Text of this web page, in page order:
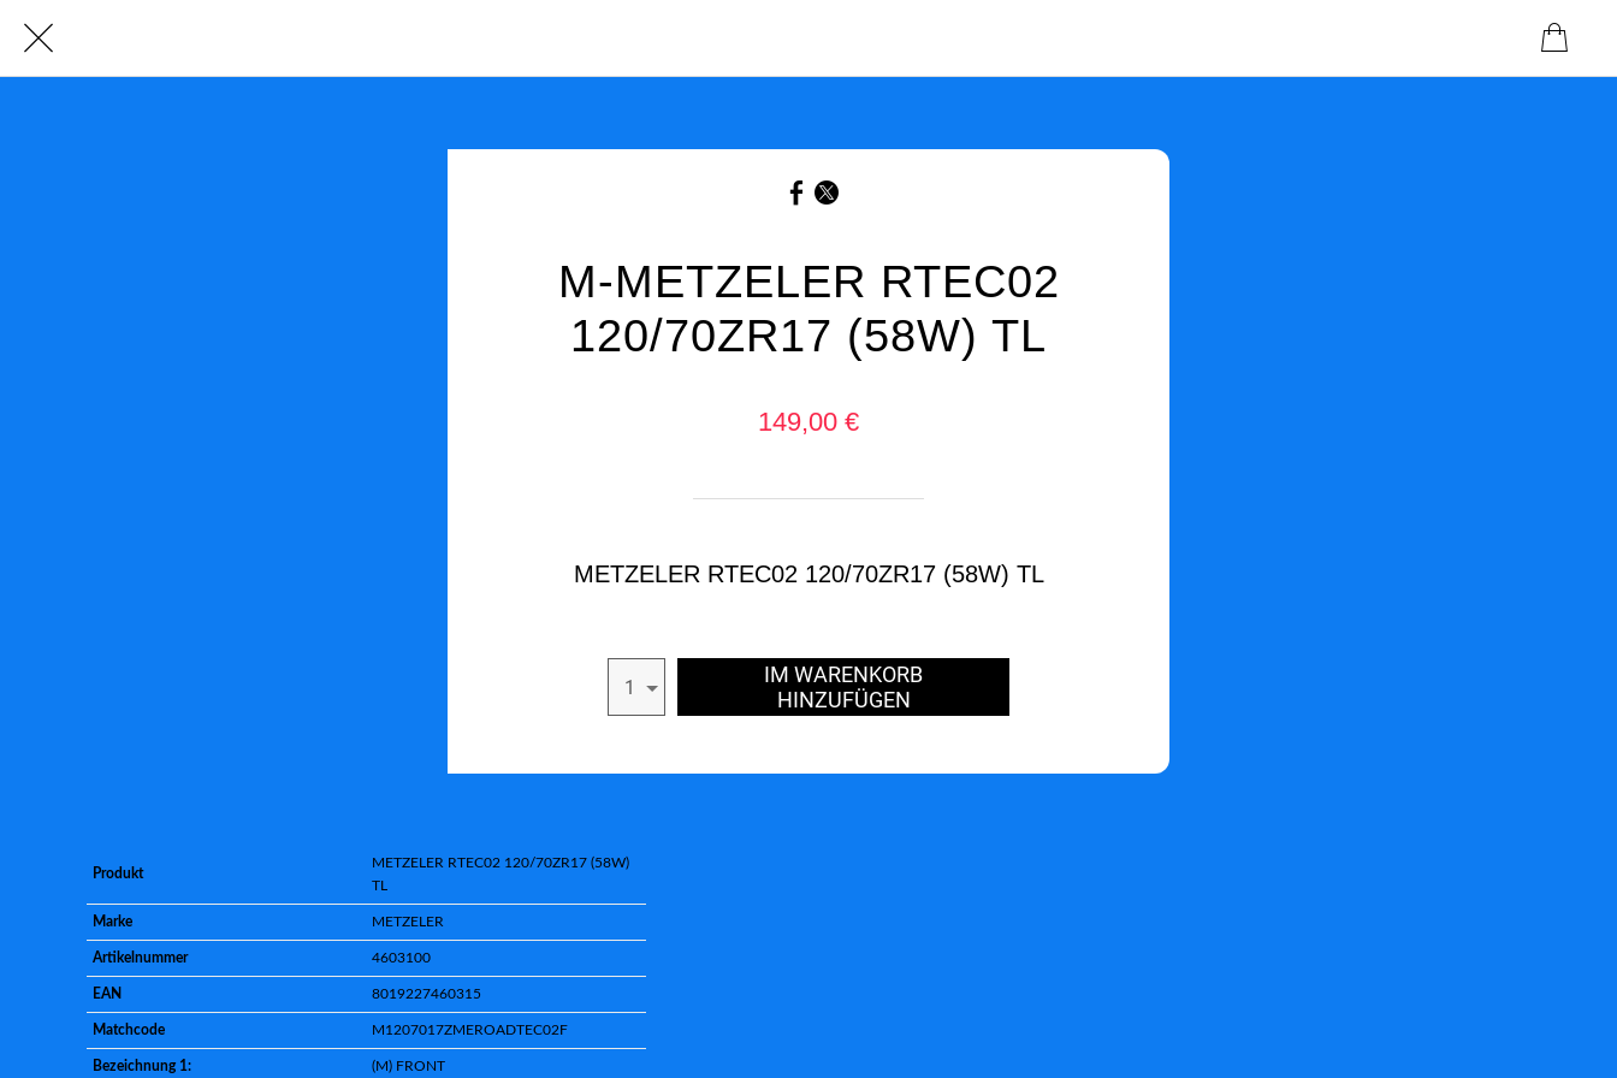
M-METZELER RTEC02
120/70ZR17 (58W) TL
149,00 €
METZELER RTEC02 120/70ZR17 (58W) TL
1
IM WARENKORB
HINZUFÜGEN
Produkt
METZELER RTEC02 120/70ZR17 (58W)
TL
Marke METZELER
Artikelnummer 4603100
EAN 8019227460315
Matchcode M1207017ZMEROADTEC02F
Bezeichnung 1: (M) FRONT